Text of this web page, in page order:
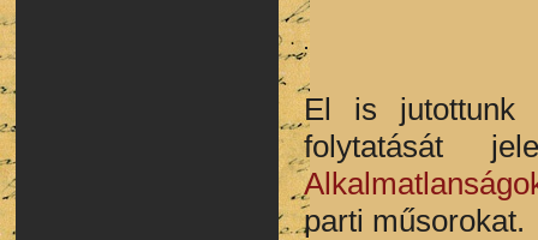
El is jutottunk
folytatását
parti műsorokat.